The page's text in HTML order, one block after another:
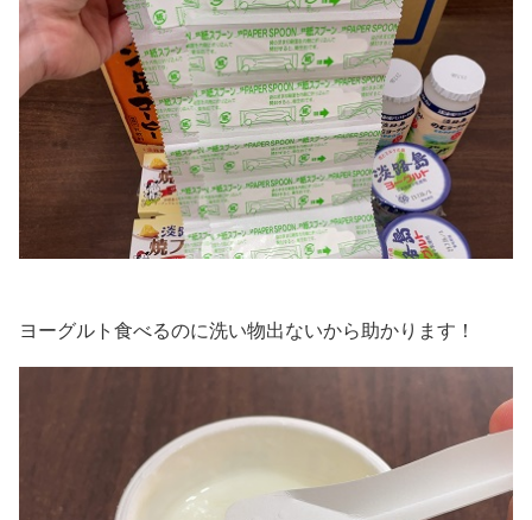
ヨーグルト食べるのに洗い物出ないから助かります！